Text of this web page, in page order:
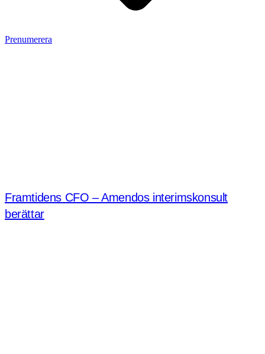
Prenumerera
Framtidens CFO – Amendos interimskonsult
berättar